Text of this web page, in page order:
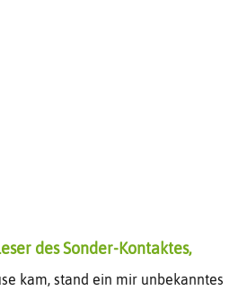
des Sonder-Kontaktes,
kam, stand ein mir unbekanntes